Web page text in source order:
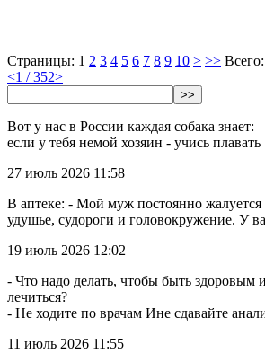
Страницы: 1 2 3 4 5 6 7 8 9 10 > >>
<1 / 352>
>>
Вот у нас в России каждая собака знает:
если у тебя немой хозяин - учись плавать
27 июль 2026 11:58
В аптеке: - Мой муж постоянно жалуется
удушье, судороги и головокружение. У
19 июль 2026 12:02
- Что надо делать, чтобы быть здоровым
лечиться?
- Не ходите по врачам Ине сдавайте
11 июль 2026 11:55